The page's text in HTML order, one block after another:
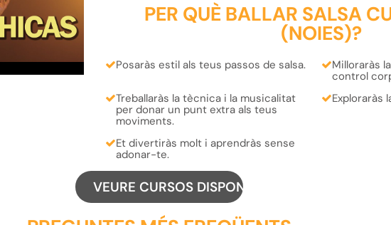
PER QUÈ BALLAR SALSA
(NOIES)?
Posaràs estil als teus passos de salsa. Milloraràs la
control
Treballaràs la tècnicai la musicalitat
per donar un punt extra als teus
moviments.
Exploraràs
Etdivertiràs molt i aprendràs sense
adonar-te.
VEURE CURSOS DISPONIBLES